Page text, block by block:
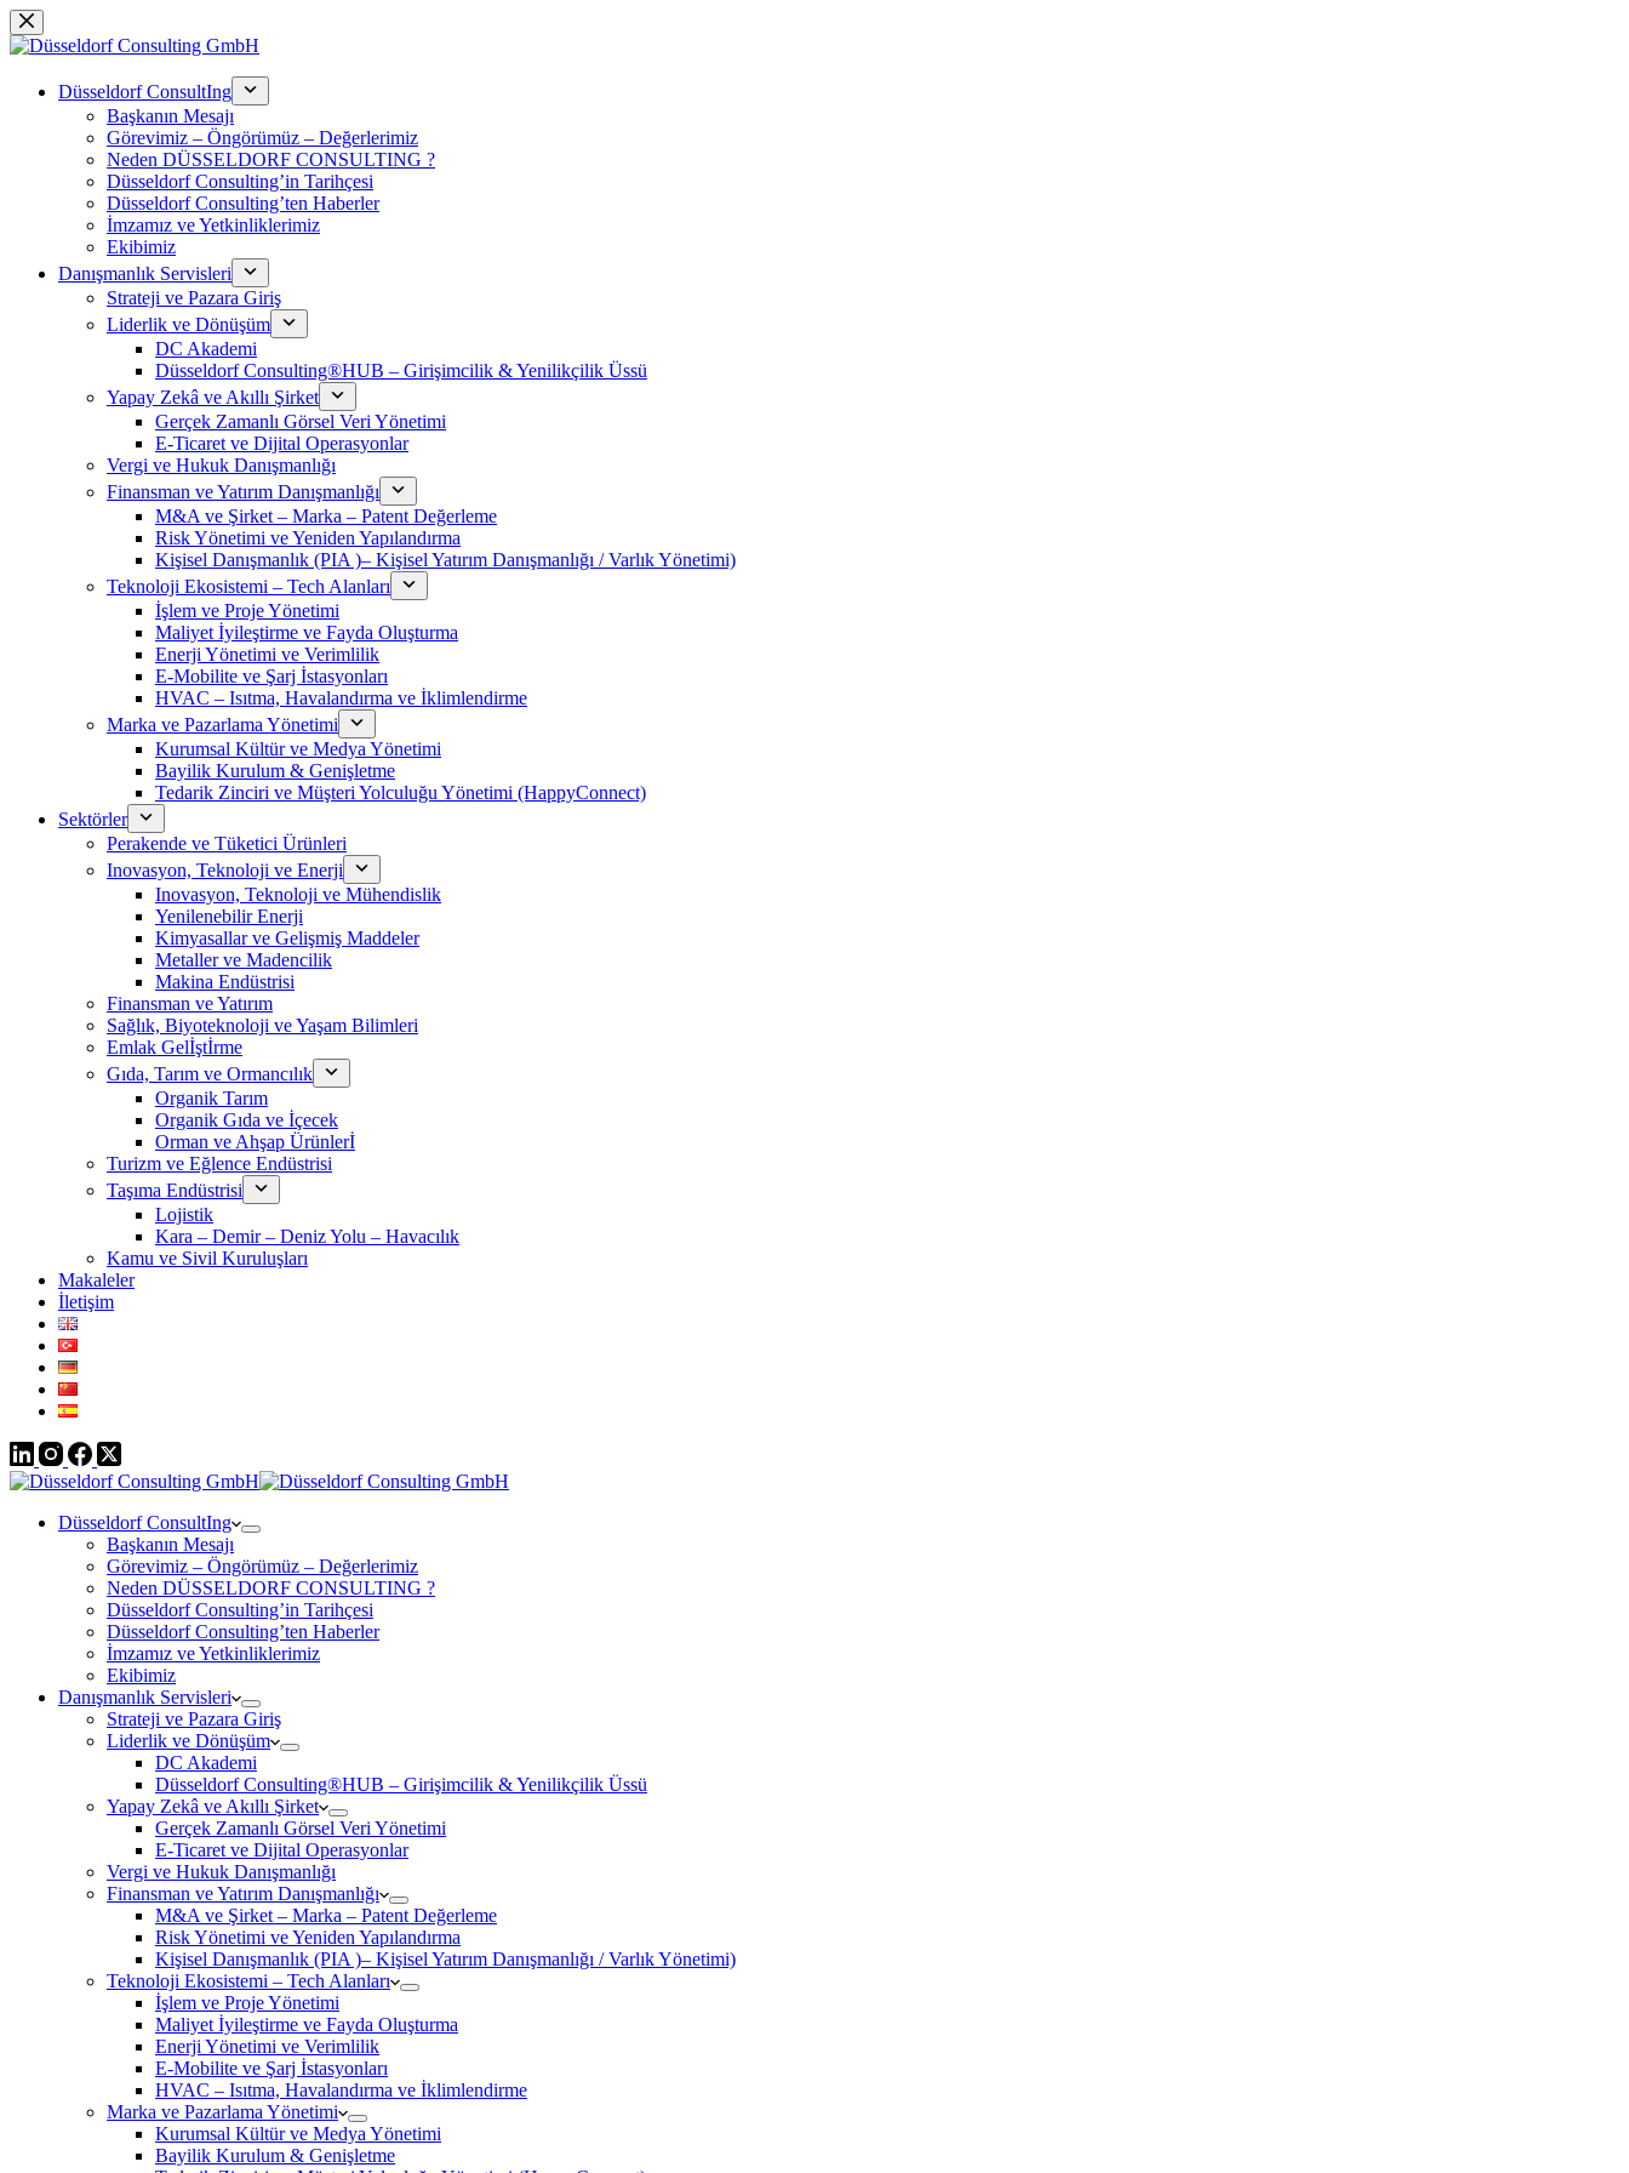
Skip
to
Düsseldorf ConsultIng
Başkanın Mesajı
Görevimiz – Öngörümüz – Değerlerimiz
Neden DÜSSELDORF CONSULTING ?
Düsseldorf Consulting’in Tarihçesi
Düsseldorf Consulting’ten Haberler
İmzamız ve Yetkinliklerimiz
Ekibimiz
Danışmanlık Servisleri
Strateji ve Pazara Giriş
Liderlik ve Dönüşüm
DC Akademi
Düsseldorf Consulting®HUB – Girişimcilik & Yenilikçilik Üssü
Yapay Zekâ ve Akıllı Şirket
Gerçek Zamanlı Görsel Veri Yönetimi
E-Ticaret ve Dijital Operasyonlar
Vergi ve Hukuk Danışmanlığı
Finansman ve Yatırım Danışmanlığı
M&A ve Şirket – Marka – Patent Değerleme
Risk Yönetimi ve Yeniden Yapılandırma
Kişisel Danışmanlık (PIA )– Kişisel Yatırım Danışmanlığı / Varlık Yönetimi)
Teknoloji Ekosistemi – Tech Alanları
İşlem ve Proje Yönetimi
Maliyet İyileştirme ve Fayda Oluşturma
Enerji Yönetimi ve Verimlilik
E-Mobilite ve Şarj İstasyonları
HVAC – Isıtma, Havalandırma ve İklimlendirme
Marka ve Pazarlama Yönetimi
Kurumsal Kültür ve Medya Yönetimi
Bayilik Kurulum & Genişletme
Tedarik Zinciri ve Müşteri Yolculuğu Yönetimi (HappyConnect)
Sektörler
Perakende ve Tüketici Ürünleri
Inovasyon, Teknoloji ve Enerji
Inovasyon, Teknoloji ve Mühendislik
Yenilenebilir Enerji
Kimyasallar ve Gelişmiş Maddeler
Metaller ve Madencilik
Makina Endüstrisi
Finansman ve Yatırım
Sağlık, Biyoteknoloji ve Yaşam Bilimleri
Emlak Gelİştİrme
Gıda, Tarım ve Ormancılık
Organik Tarım
Organik Gıda ve İçecek
Orman ve Ahşap Ürünlerİ
Turizm ve Eğlence Endüstrisi
Taşıma Endüstrisi
Lojistik
Kara – Demir – Deniz Yolu – Havacılık
Kamu ve Sivil Kuruluşları
Makaleler
İletişim
Düsseldorf ConsultIng
Başkanın Mesajı
Görevimiz – Öngörümüz – Değerlerimiz
Neden DÜSSELDORF CONSULTING ?
Düsseldorf Consulting’in Tarihçesi
Düsseldorf Consulting’ten Haberler
İmzamız ve Yetkinliklerimiz
Ekibimiz
Danışmanlık Servisleri
Strateji ve Pazara Giriş
Liderlik ve Dönüşüm
DC Akademi
Düsseldorf Consulting®HUB – Girişimcilik & Yenilikçilik Üssü
Yapay Zekâ ve Akıllı Şirket
Gerçek Zamanlı Görsel Veri Yönetimi
E-Ticaret ve Dijital Operasyonlar
Vergi ve Hukuk Danışmanlığı
Finansman ve Yatırım Danışmanlığı
M&A ve Şirket – Marka – Patent Değerleme
Risk Yönetimi ve Yeniden Yapılandırma
Kişisel Danışmanlık (PIA )– Kişisel Yatırım Danışmanlığı / Varlık Yönetimi)
Teknoloji Ekosistemi – Tech Alanları
İşlem ve Proje Yönetimi
Maliyet İyileştirme ve Fayda Oluşturma
Enerji Yönetimi ve Verimlilik
E-Mobilite ve Şarj İstasyonları
HVAC – Isıtma, Havalandırma ve İklimlendirme
Marka ve Pazarlama Yönetimi
Kurumsal Kültür ve Medya Yönetimi
Bayilik Kurulum & Genişletme